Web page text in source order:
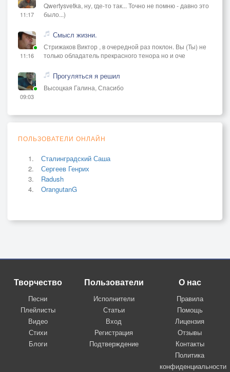
11:17
Qwertysvetka, ну, где-то так... Точно не помню - давно это
было...)
11:16
Смысл жизни.
Стрижаков Виктор , в очередной раз поклон. Вы (Ты) не
только обладатель прекрасного тенора но и оче
09:03
Прогуляться я решил
Высоцкая Галина, Спасибо
ПОЛЬЗОВАТЕЛИ ОНЛАЙН
Сталинградский Саша
Сергеев Генрих
Radush
OrangutanG
Творчество
Песни
Плейлисты
Видео
Стихи
Блоги
Пользователи
Исполнители
Статьи
Вход
Регистрация
Подтверждение
О нас
Правила
Помощь
Лицензия
Отзывы
Контакты
Политика
конфиденциальности